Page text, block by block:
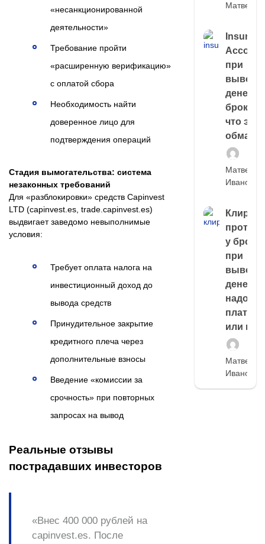
«несанкционированной
деятельности»
Требование пройти
«расширенную верификацию»
с оплатой сбора
Необходимость найти
доверенное лицо для
подтверждения операций
Стадия вымогательства: система
незаконных требований
Для «разблокировки» средств Capinvest
LTD (capinvest.es, trade.capinvest.es)
выдвигает заведомо невыполнимые
условия:
Требует оплата налога на
инвестиционный доход до
вывода средств
Принудительное закрытие
кредитного плеча через
дополнительные взносы
Введение «комиссии за
срочность» при повторных
запросах на вывод
Реальные отзывы
пострадавших инвесторов
«Внес 400 000 рублей на
capinvest.es. После
Матвей
Account
при
выводе
денег у
что это,
обман?
Матвей
Иванов
Клиринг
у
при
выводе
денег,
надо
платить
или
Матвей
Иванов